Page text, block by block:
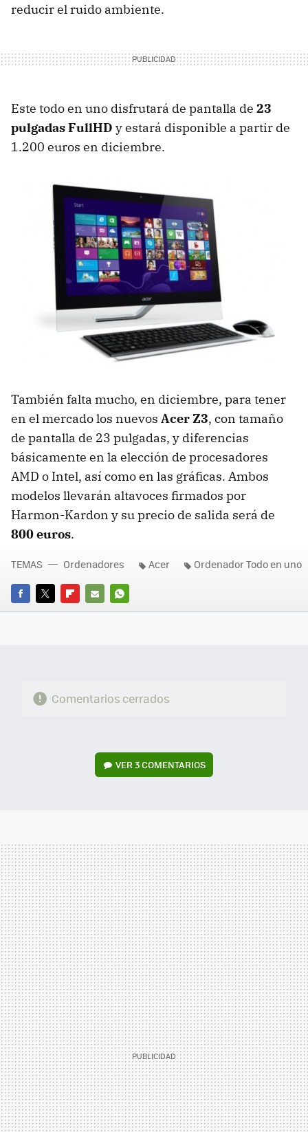
reducir el ruido ambiente.
Este todo en uno disfrutará de pantalla de 23
pulgadas FullHD y estará disponible a partir de
1.200 euros en diciembre.
También falta mucho, en diciembre, para tener
en el mercado los nuevos Acer Z3, con tamaño
de pantalla de 23 pulgadas, y diferencias
básicamente en la elección de procesadores
AMD o Intel, así como en las gráficas. Ambos
modelos llevarán altavoces firmados por
Harmon-Kardon y su precio de salida será de
800 euros.
FACEBOOK
TWITTERFLIPBOARD
E-
WHATSAPP
TEMAS Ordenadores Acer Ordenador Todo en uno
Comentarios cerrados
VER3 COMENTARIOS